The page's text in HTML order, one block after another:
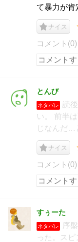
て暴力が肯
ナイス
コメント(0)
とんび
ネタバレ
読
い。 前半
じなんだ…
ナイス
コメント(0)
すぅーた
ネタバレ
序
った。ス